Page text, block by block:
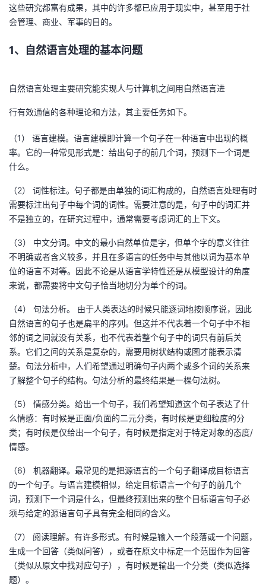
堂
课
的
证
我
实
的
藏
我
术
持
云
建
这些研究都富有成果，其中的许多都已应用于现实中，甚至用于社
会管理、商业、军事的目的。
1、自然语言处理的基本问题
自然语言处理主要研究能实现人与计算机之间用自然语言进
行有效通信的各种理论和方法，其主要任务如下。
（1） 语言建模。语言建模即计算一个句子在一种语言中出现的概
率。它的一种常见形式是：给出句子的前几个词，预测下一个词是
什么。
（2） 词性标注。句子都是由单独的词汇构成的，自然语言处理有时
需要标注出句子中每个词的词性。需要注意的是，句子中的词汇并
不是独立的，在研究过程中，通常需要考虑词汇的上下文。
（3） 中文分词。中文的最小自然单位是字，但单个字的意义往往
不明确或者含义较多，并且在多语言的任务中与其他以词为基本单
位的语言不对等。因此不论是从语言学特性还是从模型设计的角度
来说，都需要将中文句子恰当地切分为单个的词。
（4） 句法分析。 由于人类表达的时候只能逐词地按顺序说，因此
自然语言的句子也是扁平的序列。但这并不代表着一个句子中不相
邻的词之间就没有关系，也不代表着整个句子中的词只有前后关
系。它们之间的关系是复杂的，需要用树状结构或图才能表示清
楚。句法分析中，人们希望通过明确句子内两个或多个词的关系来
了解整个句子的结构。句法分析的最终结果是一棵句法树。
（5） 情感分类。给出一个句子，我们希望知道这个句子表达了什
么情感：有时候是正面/负面的二元分类，有时候是更细粒度的分
类；有时候是仅给出一个句子，有时候是指定对于特定对象的态度/
情感。
（6） 机器翻译。最常见的是把源语言的一个句子翻译成目标语言
的一个句子。与语言建模相似，给定目标语言一个句子的前几个
词，预测下一个词是什么，但最终预测出来的整个目标语言句子必
须与给定的源语言句子具有完全相同的含义。
（7） 阅读理解。有许多形式。有时候是输入一个段落或一个问题，
生成一个回答（类似问答），或者在原文中标定一个范围作为回答
（类似从原文中找对应句子），有时候是输出一个分类（类似选择
题）。